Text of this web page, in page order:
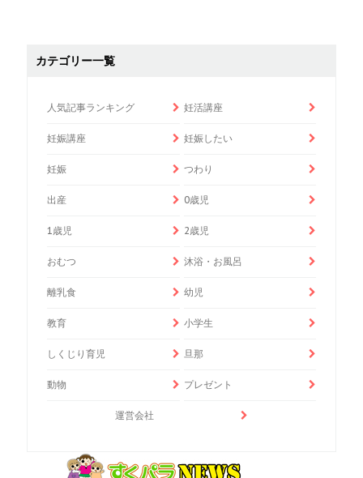
カテゴリー一覧
人気記事ランキング 妊活講座
妊娠講座 妊娠したい
妊娠 つわり
出産 0歳児
1歳児 2歳児
おむつ 沐浴・お風呂
離乳食 幼児
教育 小学生
しくじり育児 旦那
動物 プレゼント
運営会社